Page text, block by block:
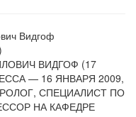
Видгоф
ВИДГОФ (17
— 16 ЯНВАРЯ 2009,
СПЕЦИАЛИСТ ПО
НА КАФЕДРЕ